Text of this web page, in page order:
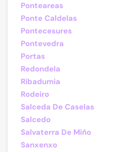
Ponteareas
Ponte Caldelas
Pontecesures
Pontevedra
Portas
Redondela
Ribadumia
Rodeiro
Salceda De Caselas
Salcedo
Salvaterra De Miño
Sanxenxo